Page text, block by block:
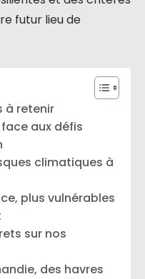
futur lieu de
à retenir
aux défis
climatiques à
plus vulnérables
sur nos
des havres